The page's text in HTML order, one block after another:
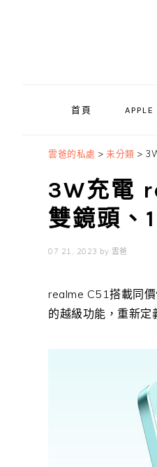
首頁 APPLE
雲爸的私處 > 未分類 >
3W充電
雙鏡頭、
07 21, 2023 by 雲爸
realme C51搭載同
的越級功能，重新定